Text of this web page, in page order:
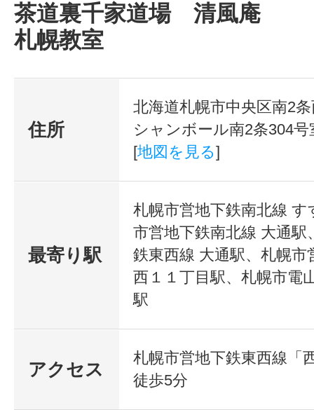
茶道裏千家道場 清風庵
札幌教室
住所
北海道札幌市中央区南2
シャンボール南2条304号
[地図を見る]
最寄り駅
札幌市営地下鉄南北線
市営地下鉄南北線 大通駅
鉄東西線 大通駅、札幌市
西１１丁目駅、札幌市電
駅
アクセス
札幌市営地下鉄東西線「
徒歩5分